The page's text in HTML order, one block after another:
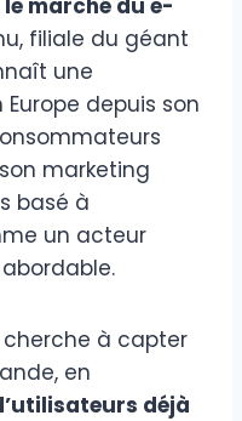
filiale du géant
une
Europe depuis son
marketing
basé à
un acteur
cherche à capter
en
déjà